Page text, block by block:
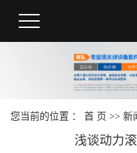
您当前的位置 ： 首 页 >> 新
浅谈动力